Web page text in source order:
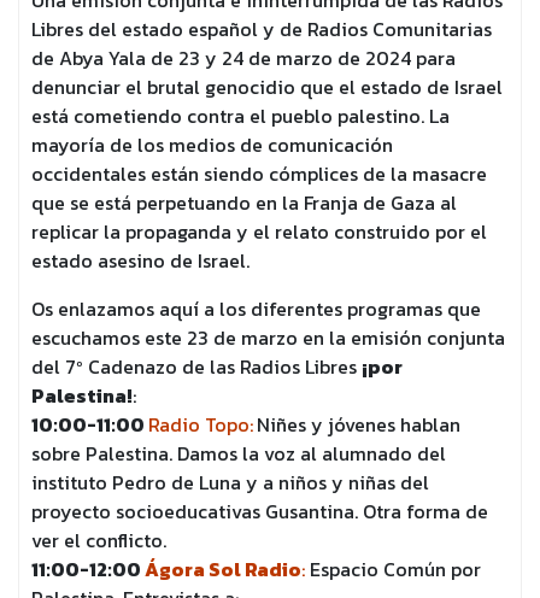
Libres del estado español y de Radios Comunitarias
de Abya Yala de 23 y 24 de marzo de 2024 para
denunciar el brutal genocidio que el estado de Israel
está cometiendo contra el pueblo palestino. La
mayoría de los medios de comunicación
occidentales están siendo cómplices de la masacre
que se está perpetuando en la Franja de Gaza al
replicar la propaganda y el relato construido por el
estado asesino de Israel.
Os enlazamos aquí a los diferentes programas que
escuchamos este 23 de marzo en la emisión conjunta
del 7º Cadenazo de las Radios Libres ¡por
Palestina!:
10:00-11:00 Radio Topo:Niñes y jóvenes hablan
sobre Palestina. Damos la voz al alumnado del
instituto Pedro de Luna y a niños y niñas del
proyecto socioeducativas Gusantina. Otra forma de
ver el conflicto.
11:00-12:00Ágora Sol Radio: Espacio Común por